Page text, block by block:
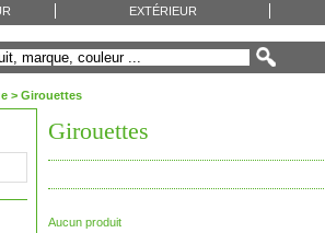
EXTÉRIEUR
> Girouettes
Girouettes
Aucun produit